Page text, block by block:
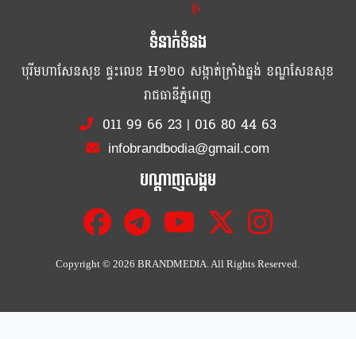
ខ្លឹម ខ្លី រហ័ស
ទំនាក់ទំនង
បុរីមហាសែនសុខ ផ្ទះលេខ H១២០ សង្កាត់ក្រាំងធ្នង់ ខណ្ឌសែនសុខ
រាជធានីភ្នំពេញ
011 99 66 23| 016 80 44 63
infobrandbodia@gmail.com
បណ្ដាញសង្គម
Copyright ©2026 BRANDMEDIA. All Rights Reserved.